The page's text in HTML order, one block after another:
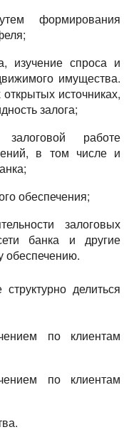
формирования
изучение спроса и
имущества.
источниках,
залога;
работе
в том числе и
обеспечения;
залоговых
банка и другие
обеспечению.
делиться
по клиентам
по клиентам